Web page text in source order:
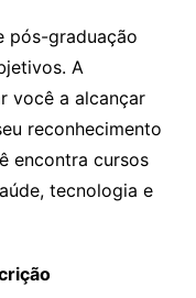
pós-graduação
A
você a alcançar
reconhecimento
encontra cursos
tecnologia e